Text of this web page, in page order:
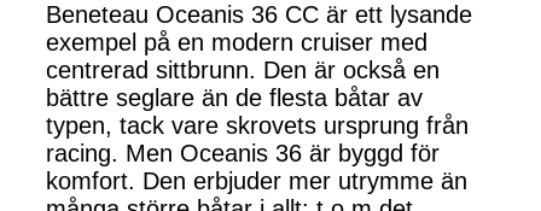
Beneteau Oceanis 36 CC är ett lysande
exempel på en modern cruiser med
centrerad sittbrunn. Den är också en
bättre seglare än de flesta båtar av
typen, tack vare skrovets ursprung från
racing. Men Oceanis 36 är byggd för
komfort. Den erbjuder mer utrymme än